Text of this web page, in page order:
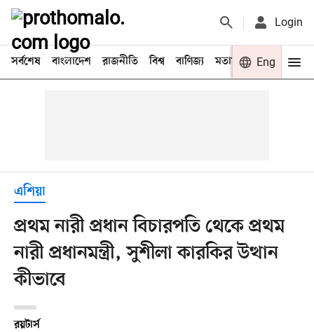
Login
সর্বশেষ বাংলাদেশ রাজনীতি বিশ্ব বাণিজ্য মতামত খেলা
Eng
এশিয়া
প্রথম নারী প্রধান বিচারপতি থেকে প্রথম
নারী প্রধানমন্ত্রী, সুশীলা কারকির উত্থান
কীভাবে
রয়টার্স